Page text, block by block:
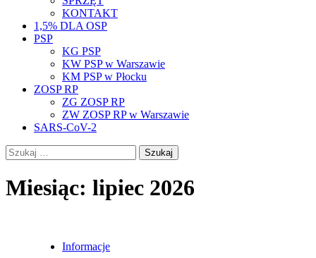
KONTAKT
1,5% DLA OSP
PSP
KG PSP
KW PSP w Warszawie
KM PSP w Płocku
ZOSP RP
ZG ZOSP RP
ZW ZOSP RP w Warszawie
SARS-CoV-2
Szukaj:
Miesiąc: lipiec 2026
Informacje